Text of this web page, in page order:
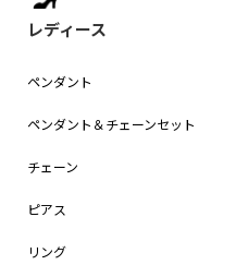
レディース
ペンダント
ペンダント＆チェーンセット
チェーン
ピアス
リング